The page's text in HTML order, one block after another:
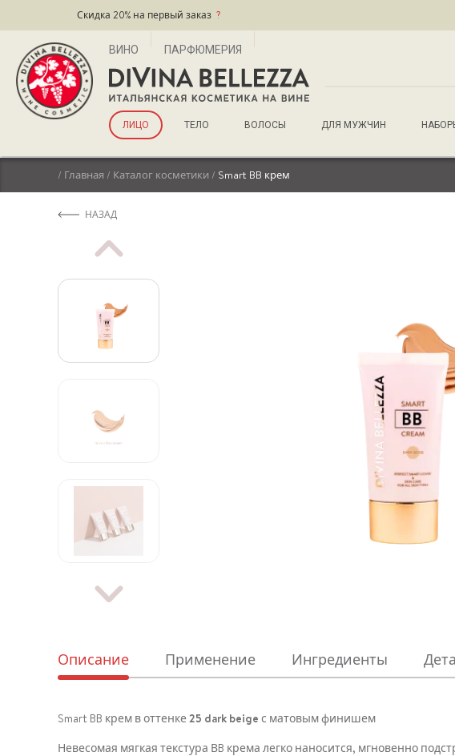
Скидка 20% на первый заказ ?
ВИНО ПАРФЮМЕРИЯ
ЛИЦО ТЕЛО ВОЛОСЫ ДЛЯ МУЖЧИН
/ Главная / Каталог косметики / Smart BB крем
НАЗАД
Описание Применение Ингредиенты
Smart BB крем в оттенке25 dark beige с матовым финишем
Невесомая мягкая текстура ВB крема легко наносится, мгновенно